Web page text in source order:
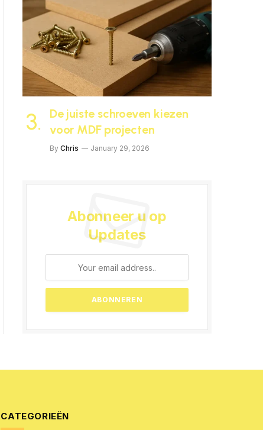
De juiste schroeven kiezen
voor MDF projecten
By Chris January 29, 2026
Abonneer u op
Updates
CATEGORIEËN